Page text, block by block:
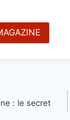
: le secret